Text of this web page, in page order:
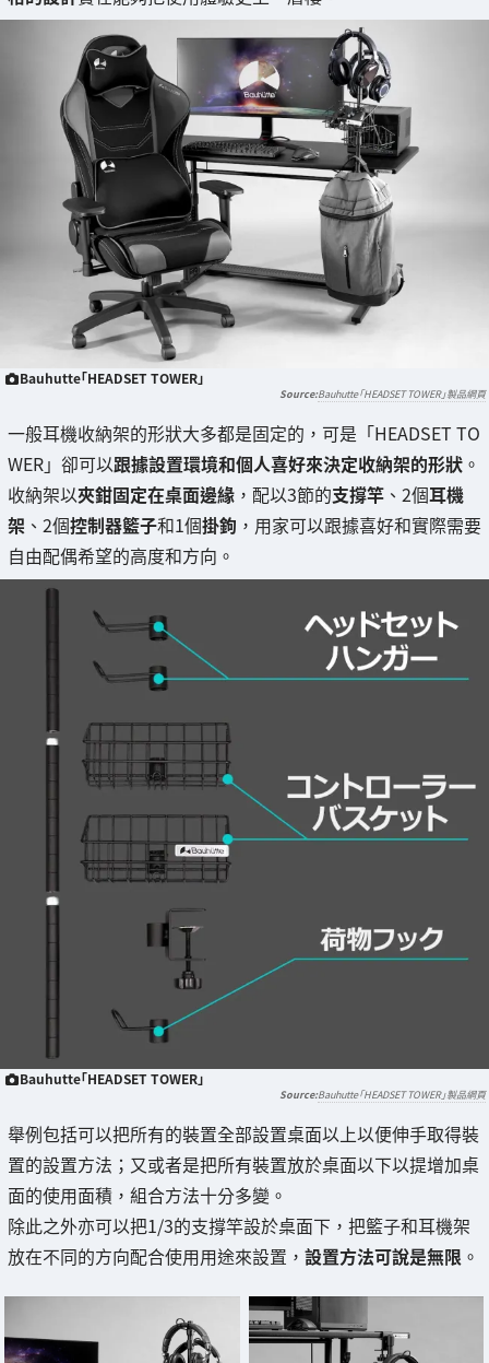
Bauhutte「HEADSET TOWER」
Bauhutte「HEADSET TOWER」製品網頁
一般耳機收納架的形狀大多都是固定的，可是「HEADSET TO
WER」卻可以跟據設置環境和個人喜好來決定收納架的形狀 。
收納架以夾鉗固定在桌面邊緣 ，配以3節的支撐竿 、2個耳機
架 、2個控制器籃子和1個掛鉤 ，用家可以跟據喜好和實際需要
自由配偶希望的高度和方向。
Bauhutte「HEADSET TOWER」
Bauhutte「HEADSET TOWER」製品網頁
舉例包括可以把所有的裝置全部設置桌面以上以便伸手取得裝
置的設置方法；又或者是把所有裝置放於桌面以下以提增加桌
面的使用面積，組合方法十分多變。
除此之外亦可以把1/3的支撐竿設於桌面下，把籃子和耳機架
放在不同的方向配合使用用途來設置， 設置方法可說是無限 。